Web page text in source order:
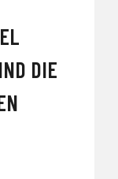
DIE